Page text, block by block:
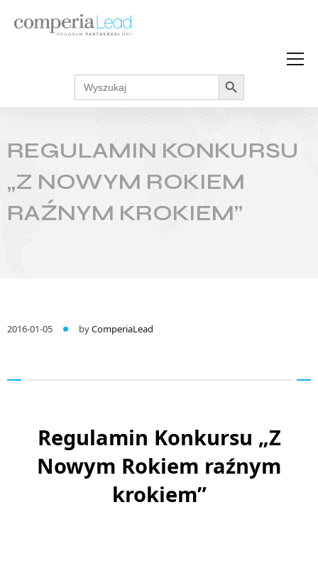
Strefa Wiedzy
Akcje promocyjne
Regulaminy
Search
for:
Search Button
REGULAMIN KONKURSU
„Z NOWYM ROKIEM
RAŹNYM KROKIEM”
2016-01-05 byComperiaLead
Regulamin Konkursu „Z
Nowym Rokiem raźnym
krokiem”